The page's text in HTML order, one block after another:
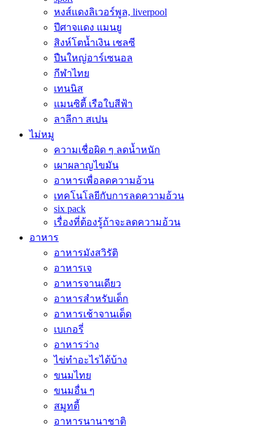
หงส์แดงลิเวอร์พูล, liverpool
ปีศาจแดง แมนยู
สิงห์โตน้ำเงิน เชลซี
ปืนใหญ่อาร์เซนอล
กีฬาไทย
เทนนิส
แมนซิตี้ เรือใบสีฟ้า
ลาลีกา สเปน
ไม่หมู
ความเชื่อผิด ๆ ลดน้ำหนัก
เผาผลาญไขมัน
อาหารเพื่อลดความอ้วน
เทคโนโลยีกับการลดความอ้วน
six pack
เรื่องที่ต้องรู้ถ้าจะลดความอ้วน
อาหาร
อาหารมังสวิรัติ
อาหารเจ
อาหารจานเดียว
อาหารสำหรับเด็ก
อาหารเช้าจานเด็ด
เบเกอรี่
อาหารว่าง
ไข่ทำอะไรได้บ้าง
ขนมไทย
ขนมอื่น ๆ
สมูทตี้
อาหารนานาชาติ